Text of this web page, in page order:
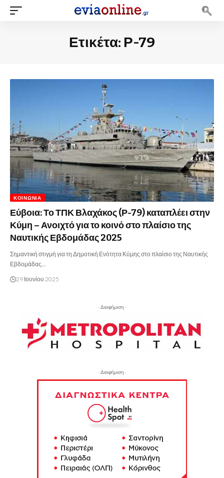
Ετικέτα: Ρ-79
ΚΟΙΝΩΝΊΑ
Εύβοια: Το ΤΠΚ Βλαχάκος (Ρ-79) καταπλέει στην
Κύμη – Ανοιχτό για το κοινό στο πλαίσιο της
Ναυτικής Εβδομάδας 2025
Σημαντική στιγμή για τη Δημοτική Ενότητα Κύμης στο πλαίσιο της Ναυτικής
Εβδομάδας…
29 Ιουνίου 2025
- Διαφήμιση -
- Διαφήμιση -